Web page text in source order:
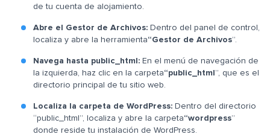
de tu cuenta de alojamiento.
Abre el Gestor de Archivos: Dentro del panel de control,
localiza y abre la herramienta“Gestor de Archivos”.
Navega hasta public_html: En el menú de navegación de
la izquierda, haz clic en la carpeta“public_html ”, que es el
directorio principal de tu sitio web.
Localiza la carpeta de WordPress: Dentro del directorio
“public_html”, localiza y abre la carpeta“wordpress”
donde reside tu instalación de WordPress.